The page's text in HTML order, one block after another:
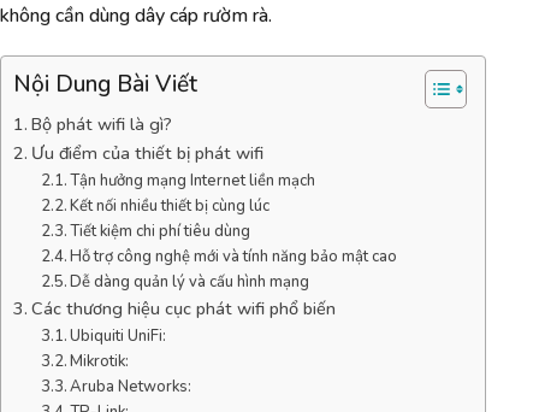
không cần dùng dây cáp rườm rà.
Nội Dung Bài Viết
Bộ phát wifi là gì?
Ưu điểm của thiết bị phát wifi
Tận hưởng mạng Internet liền mạch
Kết nối nhiều thiết bị cùng lúc
Tiết kiệm chi phí tiêu dùng
Hỗ trợ công nghệ mới và tính năng bảo mật cao
Dễ dàng quản lý và cấu hình mạng
Các thương hiệu cục phát wifi phổ biến
Ubiquiti UniFi:
Mikrotik:
Aruba Networks: